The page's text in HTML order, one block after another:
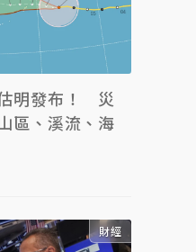
明發布！ 災
區、溪流、海
財經